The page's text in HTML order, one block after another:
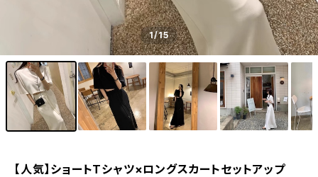
1/15
【人気】ショートTシャツ×ロングスカートセットアップ